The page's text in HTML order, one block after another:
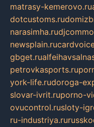
matrasy-kemerovo.ru
dotcustoms.ru
narasimha.ru
newsplain.ru
gbget.ru
petrovkasports.ru
york-life.rudoroga-
slovar-ivrit.ruporno-
ovucontrol.rusloty-
ru-industriya.ru